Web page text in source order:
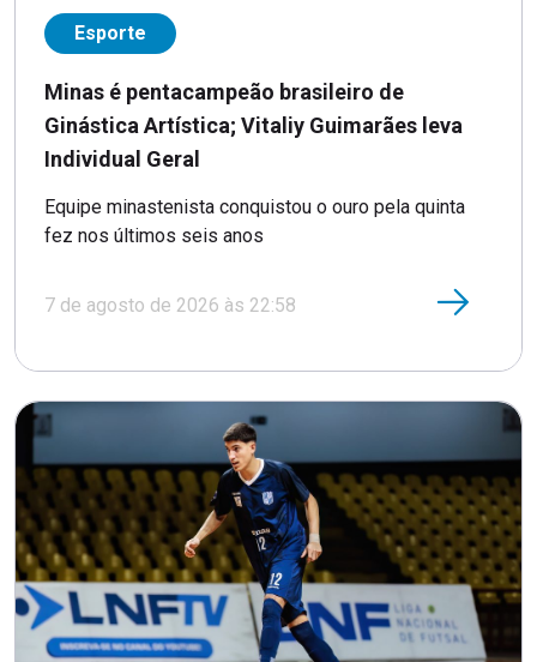
Esporte
Minas é pentacampeão brasileiro de
Ginástica Artística; Vitaliy Guimarães leva
Individual Geral
Equipe minastenista conquistou o ouro pela quinta
fez nos últimos seis anos
7 de agosto de 2026 às 22:58